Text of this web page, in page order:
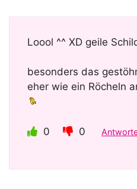
Loool ^^ XD geile
besonders das
eher wie ein Röcheln
0 0